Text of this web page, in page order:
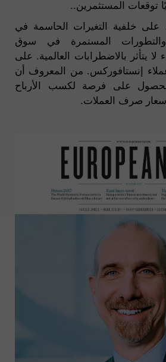
توقعات المستثمرين..
على خلفية التغيرات الحاسمة في
والتطورات المستمرة في سوق
يتأثر بالاضطرابات العالمية. على
عملاء إنستافوركس. من المعروف أن
على فرصة لكسب الأرباح
صرف العملات.